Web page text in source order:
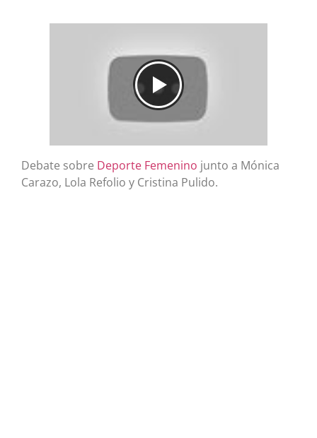
Debate sobre Deporte Femenino junto a Mónica
Carazo, Lola Refolio y Cristina Pulido.